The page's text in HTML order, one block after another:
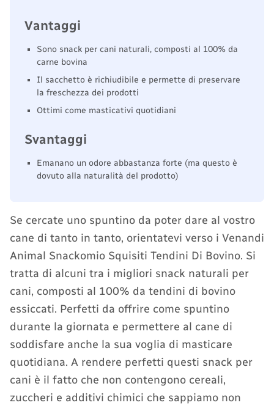
Vantaggi
Sono snack per cani naturali, composti al 100% da
carne bovina
Il sacchetto è richiudibile e permette di preservare
la freschezza dei prodotti
Ottimi come masticativi quotidiani
Svantaggi
Emanano un odore abbastanza forte (ma questo è
dovuto alla naturalità del prodotto)
Se cercate uno spuntino da poter dare al vostro
cane di tanto in tanto, orientatevi verso i Venandi
Animal Snackomio Squisiti Tendini Di Bovino. Si
tratta di alcuni tra i migliori snack naturali per
cani, composti al 100% da tendini di bovino
essiccati. Perfetti da offrire come spuntino
durante la giornata e permettere al cane di
soddisfare anche la sua voglia di masticare
quotidiana. A rendere perfetti questi snack per
cani è il fatto che non contengono cereali,
zuccheri e additivi chimici che sappiamo non